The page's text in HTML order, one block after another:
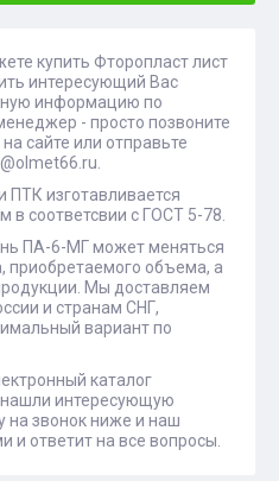
купить Фторопласт лист
интересующий Вас
информацию по
- просто позвоните
сайте или отправьте
ПТК изготавливается
соответсвии с ГОСТ 5-78.
ПА-6-МГ может меняться
приобретаемого объема, а
Мы доставляем
и странам СНГ,
вариант по
каталог
нашли интересующую
на звонок ниже и наш
ответит на все вопросы.